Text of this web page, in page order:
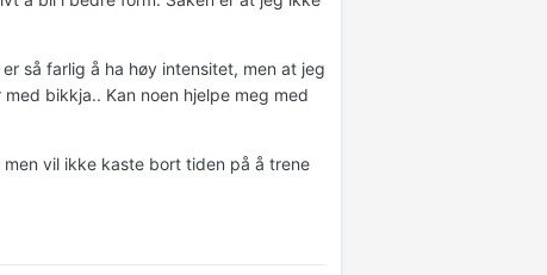
så farlig å ha høy intensitet, men at jeg
bikkja.. Kan noen hjelpe meg med
vil ikke kaste bort tiden på å trene